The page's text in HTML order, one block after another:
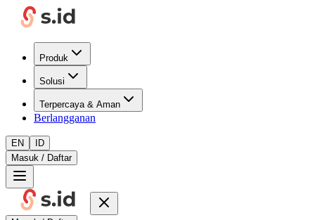
Produk
Solusi
Terpercaya & Aman
Berlangganan
EN
ID
Masuk / Daftar